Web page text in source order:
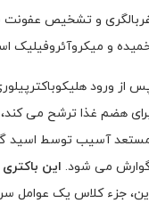
و میکروآئروفیلیک
از ورود
هضم غذا ترشح می
آسیب توسط اسید
می شود. این
جزء کلاس یک عوامل